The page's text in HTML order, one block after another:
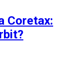
Coretax: